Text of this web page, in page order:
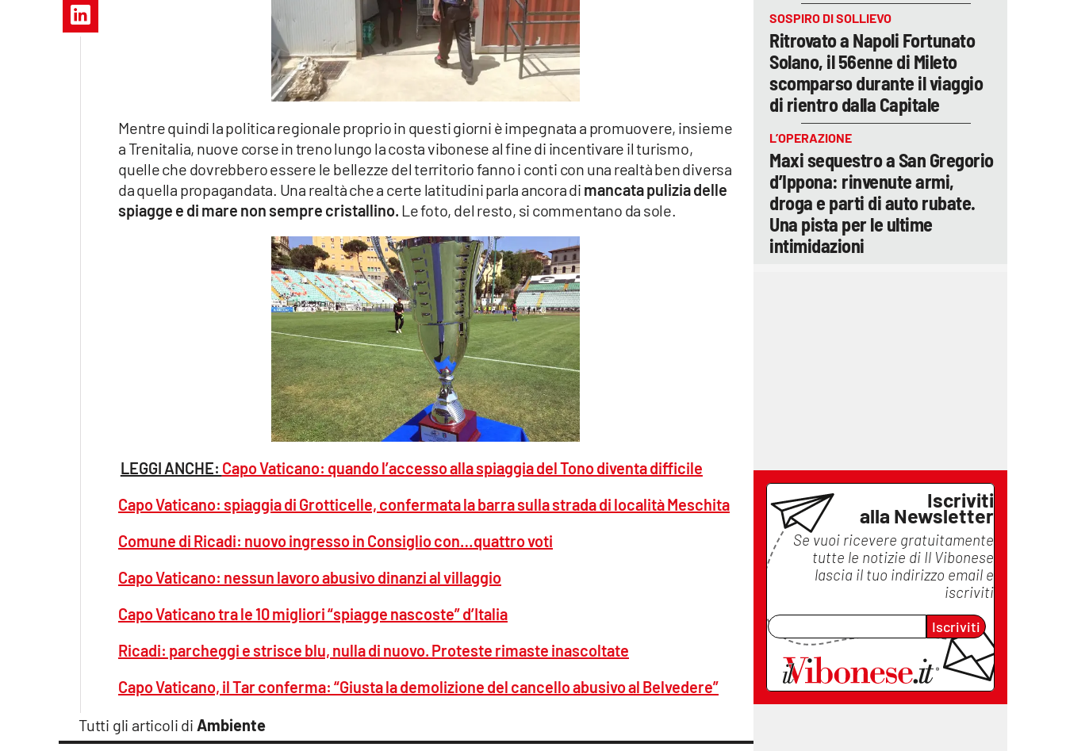
Vai
Tutti gli articoli di Ambiente
Mentre quindi la politica regionale proprio in questi giorni è impegnata a promuovere, insieme
a Trenitalia, nuove corse in treno lungo la costa vibonese al fine di incentivare il turismo,
quelle che dovrebbero essere le bellezze del territorio fanno i conti con una realtà ben diversa
da quella propagandata. Una realtà che a certe latitudini parla ancora di mancata pulizia delle
spiagge e di mare non sempre cristallino. Le foto, del resto, si commentano da sole.
LEGGI ANCHE: Capo Vaticano: quando l’accesso alla spiaggia del Tono diventa difficile
Capo Vaticano: spiaggia di Grotticelle, confermata la barra sulla strada di località Meschita
Comune di Ricadi: nuovo ingresso in Consiglio con…quattro voti
Capo Vaticano: nessun lavoro abusivo dinanzi al villaggio
Capo Vaticano tra le 10 migliori “spiagge nascoste” d’Italia
Ricadi: parcheggi e strisce blu, nulla di nuovo. Proteste rimaste inascoltate
Capo Vaticano, il Tar conferma: “Giusta la demolizione del cancello abusivo al Belvedere”
SOSPIRO DI SOLLIEVO
Ritrovato a Napoli Fortunato
Solano, il 56enne di Mileto
scomparso durante il viaggio
di rientro dalla Capitale
L’OPERAZIONE
Maxi sequestro a San Gregorio
d’Ippona: rinvenute armi,
droga e parti di auto rubate.
Una pista per le ultime
intimidazioni
Iscriviti
alla Newsletter
Se vuoi ricevere gratuitamente
tutte le notizie di Il Vibonese
lascia il tuo indirizzo email e
iscriviti
Iscriviti